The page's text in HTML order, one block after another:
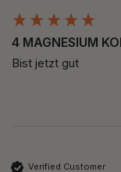
4 MAGNESIUM
Bist jetzt gut
Verified Customer